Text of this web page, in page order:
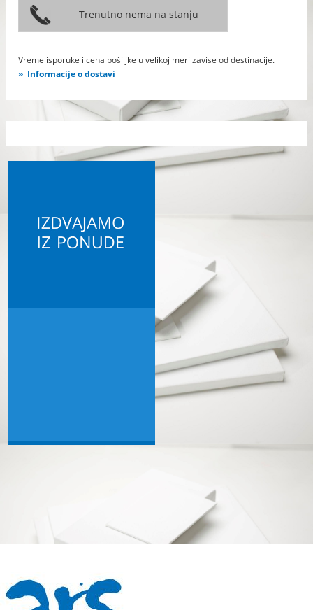
Vreme isporuke i cena pošiljke u velikoj meri zavise od destinacije.
Informacije o dostavi